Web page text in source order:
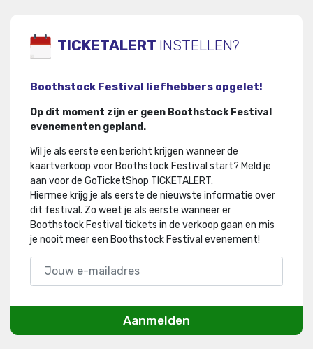
TICKETALERT INSTELLEN?
Boothstock Festival liefhebbers opgelet!
Op dit moment zijn er geen Boothstock Festival
evenementen gepland.
Wil je als eerste een bericht krijgen wanneer de
kaartverkoop voor Boothstock Festival start? Meld je
aan voor de GoTicketShop TICKETALERT.
Hiermee krijg je als eerste de nieuwste informatie over
dit festival . Zo weet je als eerste wanneer er
Boothstock Festival tickets in de verkoop gaan en mis
je nooit meer een Boothstock Festival evenement!
Aanmelden